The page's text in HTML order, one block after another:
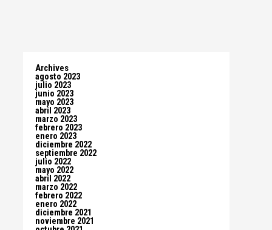
Archives
agosto 2023
julio 2023
junio 2023
mayo 2023
abril 2023
marzo 2023
febrero 2023
enero 2023
diciembre 2022
septiembre 2022
julio 2022
mayo 2022
abril 2022
marzo 2022
febrero 2022
enero 2022
diciembre 2021
noviembre 2021